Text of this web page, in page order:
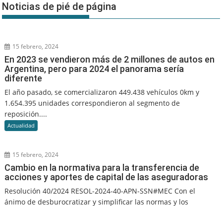
Noticias de pié de página
15 febrero, 2024
En 2023 se vendieron más de 2 millones de autos en
Argentina, pero para 2024 el panorama sería
diferente
El año pasado, se comercializaron 449.438 vehículos 0km y
1.654.395 unidades correspondieron al segmento de
reposición....
Actualidad
15 febrero, 2024
Cambio en la normativa para la transferencia de
acciones y aportes de capital de las aseguradoras
Resolución 40/2024 RESOL-2024-40-APN-SSN#MEC Con el
ánimo de desburocratizar y simplificar las normas y los